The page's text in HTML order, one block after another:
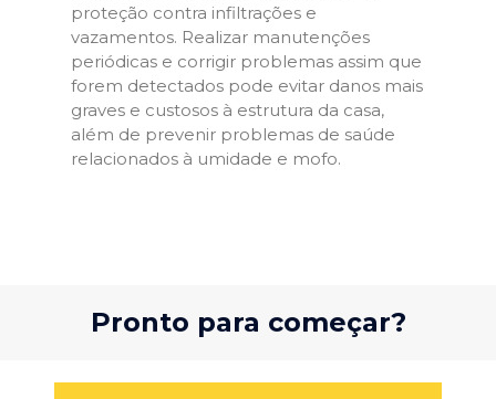
proteção contra infiltrações e
vazamentos. Realizar manutenções
periódicas e corrigir problemas assim que
forem detectados pode evitar danos mais
graves e custosos à estrutura da casa,
além de prevenir problemas de saúde
relacionados à umidade e mofo.
Pronto para começar?